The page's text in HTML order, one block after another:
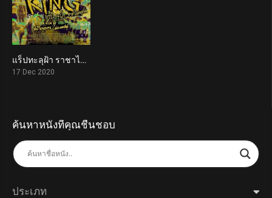
7.9
แร็ปทะลุฝ้า ราชาไม่หยุดฝัน School Town King (2020)
17 Dec 2020
ค้นหาหนังที่คุณชื่นชอบ
ประเภท